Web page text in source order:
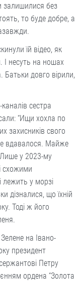
залишилися без
то буде добре, а
їй відео, як
І несуть на ношах
Батьки довго вірили,
сестра
“Ищи хохла по
захисників свого
вдавалося. Майже
у 2023-му
схожими
лежить у морзі
дізналися, що їхній
Тоді ж його
на Івано-
президент
Петру
ордена “Золота